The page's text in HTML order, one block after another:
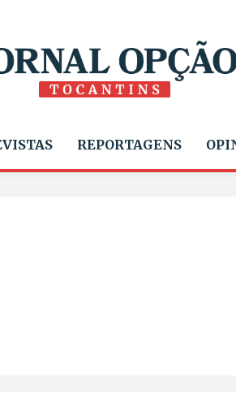
REPORTAGENS